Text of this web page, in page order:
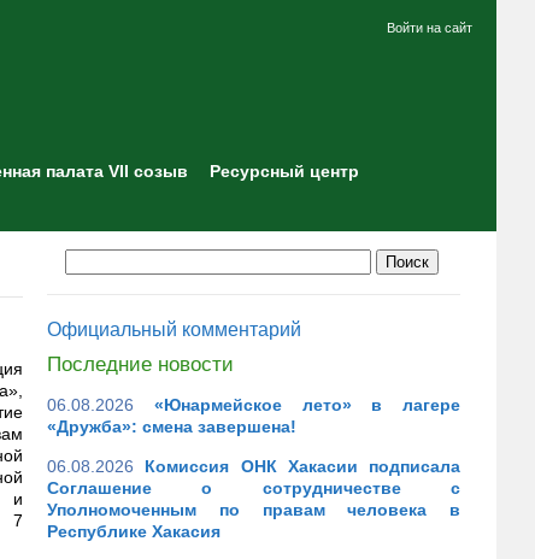
Войти на сайт
палата VII созыв
Ресурсный центр
и
7
Официальный комментарий
Последние новости
06.08.2026
«Юнармейское лето» в лагере
«Дружба»: смена завершена!
06.08.2026
Комиссия ОНК Хакасии подписала
Соглашение о сотрудничестве с
Уполномоченным по правам человека в
Республике Хакасия